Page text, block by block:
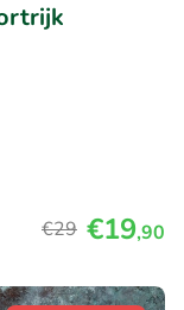
€29 €19,90